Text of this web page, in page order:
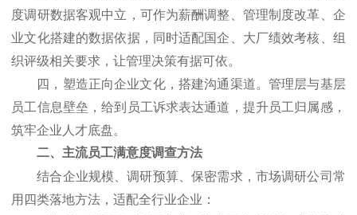
度调研数据客观中立，可作为薪酬调整、管理制度改革、企
业文化搭建的数据依据，同时适配国企、大厂绩效考核、组
织评级相关要求，让管理决策有据可依。
四，塑造正向企业文化，搭建沟通渠道。管理层与基层
员工信息壁垒，给到员工诉求表达通道，提升员工归属感，
筑牢企业人才底盘。
二、主流员工满意度调查方法
结合企业规模、调研预算、保密需求，市场调研公司常
用四类落地方法，适配全行业企业：